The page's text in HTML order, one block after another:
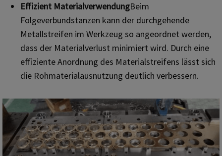
Effizient MaterialverwendungBeim
Folgeverbundstanzen kann der durchgehende
Metallstreifen im Werkzeug so angeordnet werden,
dass der Materialverlust minimiert wird. Durch eine
effiziente Anordnung des Materialstreifens lässt sich
die Rohmaterialausnutzung deutlich verbessern.